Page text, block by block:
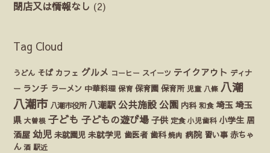
閉店又は情報なし (2)
Tag Cloud
うどん そば カフェ グルメ コーヒー スイーツ テイクアウト ディナ
ー ランチ ラーメン 中華料理 保育 保育園 保育所 児童 八條 八潮
八潮市 八潮市役所 八潮駅 公共施設 公園 内科 和食 埼玉 埼玉
県 大曽根 子ども 子どもの遊び場 子供 定食 小児歯科 小学生 居
酒屋 幼児 未就園児 未就学児 歯医者 歯科 焼肉 病院 習い事 赤ちゃ
ん 酒 駅近